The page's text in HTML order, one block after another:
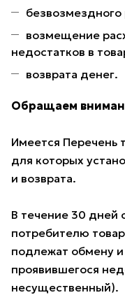
возмещение
недостатков в
возврата денег.
Обращаем
Имеется Перечень
для которых
и возврата.
В течение 30 дней
потребителю
подлежат обмену и
проявившегося
несущественный).